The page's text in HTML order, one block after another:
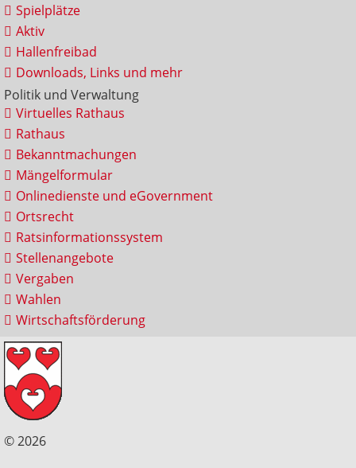
Spielplätze
Aktiv
Hallenfreibad
Downloads, Links und mehr
Politik und Verwaltung
Virtuelles Rathaus
Rathaus
Bekanntmachungen
Mängelformular
Onlinedienste und eGovernment
Ortsrecht
Ratsinformationssystem
Stellenangebote
Vergaben
Wahlen
Wirtschaftsförderung
© 2026